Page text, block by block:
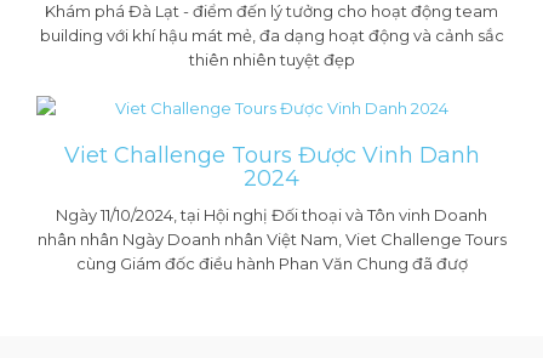
Khám phá Đà Lạt - điểm đến lý tưởng cho hoạt động team
building với khí hậu mát mẻ, đa dạng hoạt động và cảnh sắc
thiên nhiên tuyệt đẹp
Viet Challenge Tours Được Vinh Danh
2024
Ngày 11/10/2024, tại Hội nghị Đối thoại và Tôn vinh Doanh
nhân nhân Ngày Doanh nhân Việt Nam, Viet Challenge Tours
cùng Giám đốc điều hành Phan Văn Chung đã đượ